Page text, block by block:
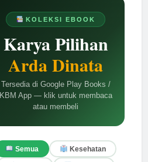
KOLEKSI EBOOK
Karya Pilihan
Arda Dinata
Tersedia di Google Play Books /
KBM App — klik untuk membaca
atau membeli
Semua Kesehatan